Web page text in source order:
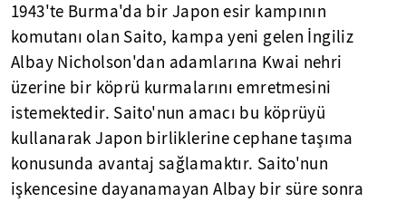
1943'te Burma'da bir Japon esir kampının
komutanı olan Saito, kampa yeni gelen İngiliz
Albay Nicholson'dan adamlarına Kwai nehri
üzerine bir köprü kurmalarını emretmesini
istemektedir. Saito'nun amacı bu köprüyü
kullanarak Japon birliklerine cephane taşıma
konusunda avantaj sağlamaktır. Saito'nun
işkencesine dayanamayan Albay bir süre sonra